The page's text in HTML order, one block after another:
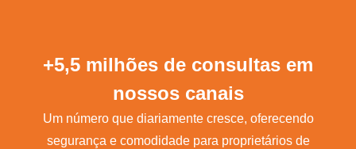
+5,5 milhões de consultas em
nossos canais
Um número que diariamente cresce, oferecendo
segurança e comodidade para proprietários de